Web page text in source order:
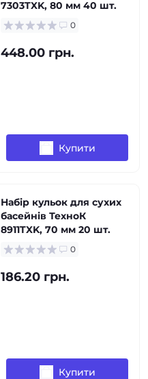
7303TXK, 80 мм 40 шт.
0
448.00 грн.
Купити
Набір кульок для сухих
басейнів ТехноК
8911TXK, 70 мм 20 шт.
0
186.20 грн.
Купити